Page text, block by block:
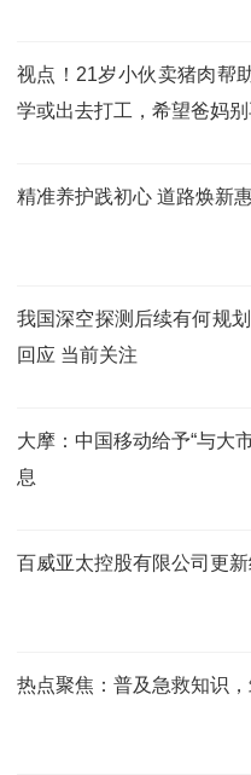
视点！21岁小伙卖猪肉帮
学或出去打工，希望爸妈别
精准养护践初心 道路焕新
我国深空探测后续有何规
回应 当前关注
大摩：中国移动给予“与大
息
百威亚太控股有限公司更
热点聚焦：普及急救知识